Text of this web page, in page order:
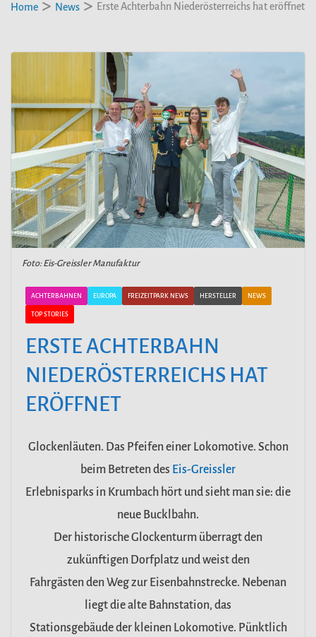
Home
News Erste Achterbahn Niederösterreichs hat eröffnet
Foto: Eis-Greissler Manufaktur
ACHTERBAHNEN EUROPA FREIZEITPARK NEWS HERSTELLER NEWS
TOP STORIES
ERSTE ACHTERBAHN
NIEDERÖSTERREICHS HAT
ERÖFFNET
Glockenläuten. Das Pfeifen einer Lokomotive. Schon
beim Betreten des Eis-Greissler
Erlebnisparks in Krumbach hört und sieht man sie: die
neue Bucklbahn.
Der historische Glockenturm überragt den
zukünftigen Dorfplatz und weist den
Fahrgästen den Weg zur Eisenbahnstrecke. Nebenan
liegt die alte Bahnstation, das
Stationsgebäude der kleinen Lokomotive. Pünktlich